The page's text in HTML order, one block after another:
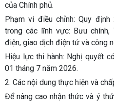
của Chính phủ.
Phạm vi điều chỉnh: Quy định
trong các lĩnh vực: Bưu
điện, giao dịch điện tử và công
Hiệu lực thi hành: Nghị quyết
01 tháng 7 năm 2026.
2. Các nội dung thực hiện và
Để nâng cao nhận thức và ý